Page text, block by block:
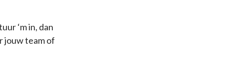
‘m in, dan
jouw team of